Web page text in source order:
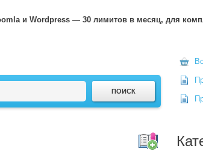
и Wordpress — 30 лимитов в месяц, для